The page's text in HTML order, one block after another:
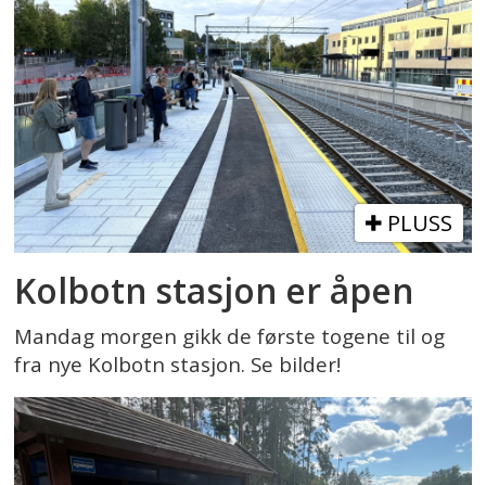
PLUSS
Kolbotn stasjon er åpen
Mandag morgen gikk de første togene til og
fra nye Kolbotn stasjon. Se bilder!